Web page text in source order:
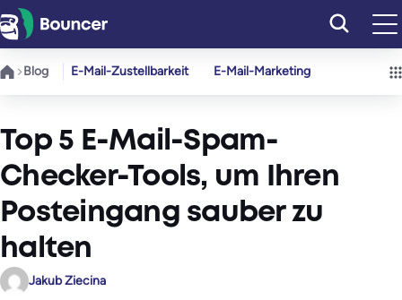
Zum
Inhalt
springen
Blog E-Mail-Zustellbarkeit E-Mail-Marketing
Top 5 E-Mail-Spam-
Checker-Tools, um Ihren
Posteingang sauber zu
halten
Jakub Ziecina